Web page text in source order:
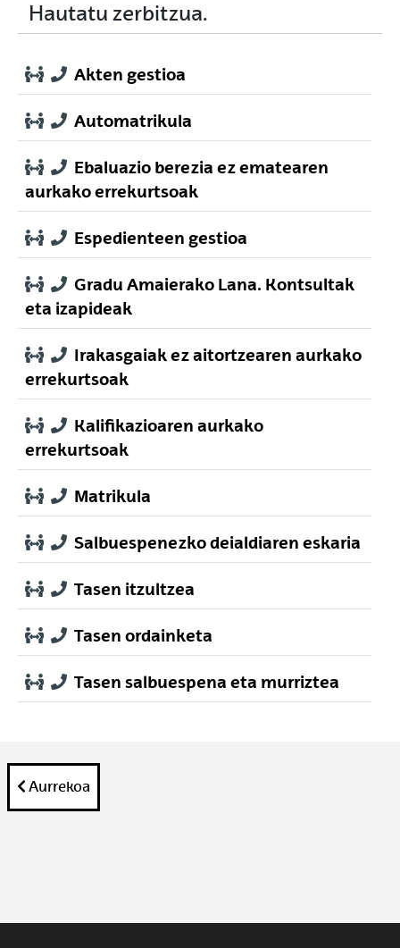
Hautatu zerbitzua.
Akten gestioa
Automatrikula
Ebaluazio berezia ez ematearen
aurkako errekurtsoak
Espedienteen gestioa
Gradu Amaierako Lana. Kontsultak
eta izapideak
Irakasgaiak ez aitortzearen aurkako
errekurtsoak
Kalifikazioaren aurkako
errekurtsoak
Matrikula
Salbuespenezko deialdiaren eskaria
Tasen itzultzea
Tasen ordainketa
Tasen salbuespena eta murriztea
Aurrekoa